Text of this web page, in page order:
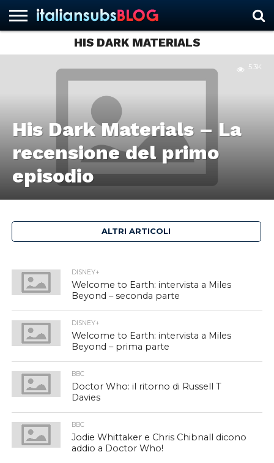
RECENSIONI
INTERVISTE
CURIOSITÀ
CONTATTACI
ITALIANSUBS
HIS DARK MATERIALS
His Dark Materials – La
recensione del primo
episodio
5.3K
ALTRI ARTICOLI
DISNEY+
Welcome to Earth: intervista a Miles
Beyond – seconda parte
DISNEY+
Welcome to Earth: intervista a Miles
Beyond – prima parte
BBC
Doctor Who: il ritorno di Russell T
Davies
BBC
Jodie Whittaker e Chris Chibnall dicono
addio a Doctor Who!